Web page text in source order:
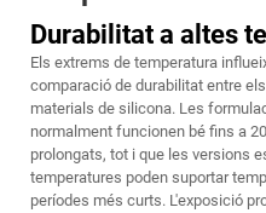
Durabilitat a altes
Els extrems de temperatura
comparació de durabilitat entre
materials de silicona. Les
normalment funcionen bé fins a
prolongats, tot i que les versions
temperatures poden suportar
períodes més curts. L'exposició